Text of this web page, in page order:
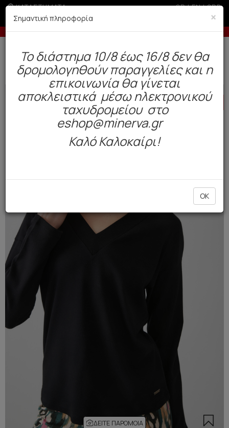
ΚΑΤΑΣΤΗΜΑΤΑ GR|EN|SRB
άνω των 200€ σε περίοδο εκπτώσεων Έως 6
Δωρεάν αποστολή άνω των 49€. Παράδοση σε 3-5 εργάσιμες.
Γυναίκα Πυτζάμες / Νυχτικά Χειμωνιάτικες
HOT
ΔΕΊΤΕ ΠΑΡΌΜΟΙΑ
×
Σημαντική πληροφορία
To διάστημα 10/8 έως 16/8 δεν θα
δρομολογηθούν παραγγελίες και η
επικοινωνία θα γίνεται
αποκλειστικά μέσω ηλεκτρονικού
ταχυδρομείου στο
eshop@minerva.gr
Καλό Καλοκαίρι!
OK